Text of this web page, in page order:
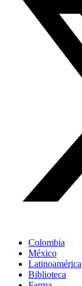
Colombia
México
Latinoamérica
Biblioteca